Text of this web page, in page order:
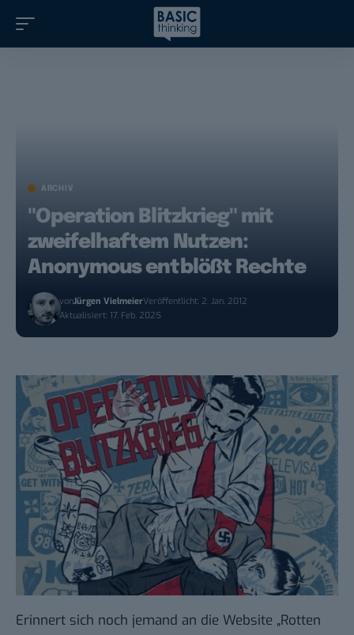
ARCHIV
"Operation Blitzkrieg" mit
zweifelhaftem Nutzen:
Anonymous entblößt Rechte
vonJürgen VielmeierVeröffentlicht: 2. Jan. 2012
Aktualisiert: 17. Feb. 2025
Erinnert sich noch jemand an die Website „Rotten